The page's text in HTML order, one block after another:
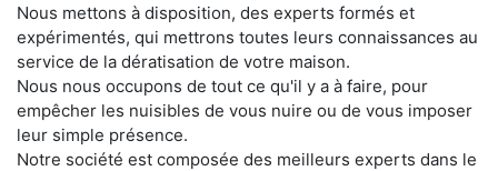
Nous mettons à disposition, des experts formés et
expérimentés, qui mettrons toutes leurs connaissances au
service de la dératisation de votre maison.
Nous nous occupons de tout ce qu'il y a à faire, pour
empêcher les nuisibles de vous nuire ou de vous imposer
leur simple présence.
Notre société est composée des meilleurs experts dans le